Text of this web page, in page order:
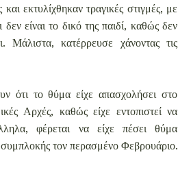
εκτυλίχθηκαν τραγικές στιγμές, με
δεν είναι το δικό της παιδί, καθώς δεν
Μάλιστα, κατέρρευσε χάνοντας τις
ότι το θύμα είχε απασχολήσει στο
Αρχές, καθώς είχε εντοπιστεί να
φέρεται να είχε πέσει θύμα
τον περασμένο Φεβρουάριο.